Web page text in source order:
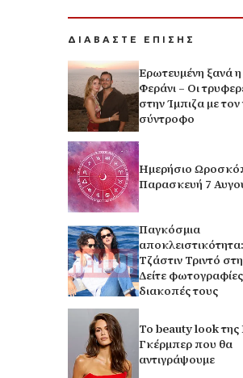
ΔΙΑΒΑΣΤΕ ΕΠΙΣΗΣ
Ερωτευμένη ξανά
Φεράνι – Οι
στην Ίμπιζα με τον
σύντροφο
Ημερήσιο
Παρασκευή 7
Παγκόσμια
Τζάστιν Τριντό
Δείτε
διακοπές τους
Το beauty look της
Γκέρμπερ που θα
αντιγράψουμε